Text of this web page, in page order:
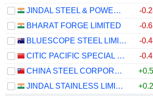
JINDAL STEEL & POWER LIMITED
-
BHARAT FORGE LIMITED
-
BLUESCOPE STEEL LIMITED
-
CITIC PACIFIC SPECIAL STEEL GROUP CO., LTD
-
CHINA STEEL CORPORATION
JINDAL STAINLESS LIMITED